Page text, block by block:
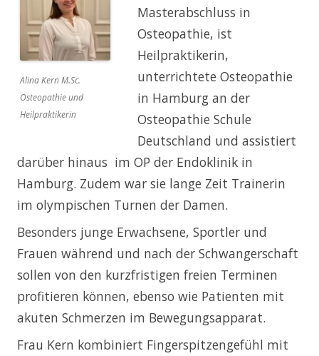
Alina Kern M.Sc.
Osteopathie und
Heilpraktikerin
Masterabschluss in
Osteopathie, ist
Heilpraktikerin,
unterrichtete Osteopathie
in Hamburg an der
Osteopathie Schule
Deutschland und assistiert
darüber hinaus im OP der Endoklinik in
Hamburg. Zudem war sie lange Zeit Trainerin
im olympischen Turnen der Damen.
Besonders junge Erwachsene, Sportler und
Frauen während und nach der Schwangerschaft
sollen von den kurzfristigen freien Terminen
profitieren können, ebenso wie Patienten mit
akuten Schmerzen im Bewegungsapparat.
Frau Kern kombiniert Fingerspitzengefühl mit